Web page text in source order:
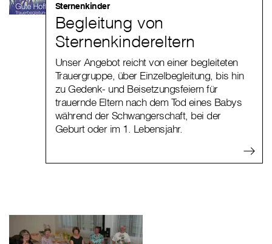
Sternenkinder
Begleitung von
Sternenkindereltern
Unser Angebot reicht von einer begleiteten
Trauergruppe, über Einzelbegleitung, bis hin
zu Gedenk- und Beisetzungsfeiern für
trauernde Eltern nach dem Tod eines Babys
während der Schwangerschaft, bei der
Geburt oder im 1. Lebensjahr.